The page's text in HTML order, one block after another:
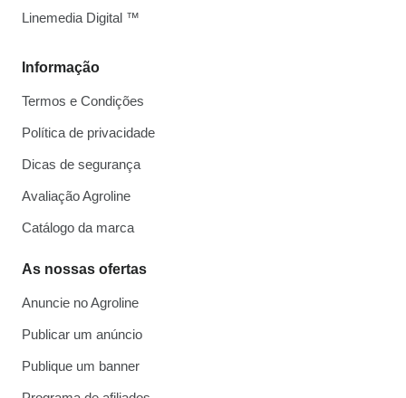
Informação
Termos e Condições
Política de privacidade
Dicas de segurança
Avaliação Agroline
Catálogo da marca
As nossas ofertas
Anuncie no Agroline
Publicar um anúncio
Publique um banner
Linemedia Digital ™